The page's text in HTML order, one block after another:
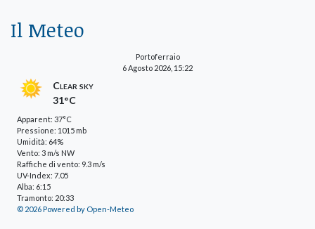
Il Meteo
Portoferraio
6 Agosto 2026, 15:22
Clear sky
31°C
Apparent: 37°C
Pressione: 1015 mb
Umidità: 64%
Vento: 3 m/s NW
Raffiche di vento: 9.3 m/s
UV-Index: 7.05
Alba: 6:15
Tramonto: 20:33
© 2026 Powered by Open-Meteo